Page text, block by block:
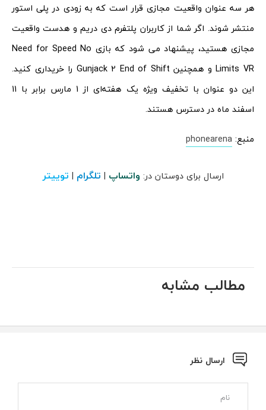
هر سه عنوان واقعیت مجازی قرار است که به زودی در پلی استور
منتشر شوند. اگر شما از کاربران پلتفرم دی دریم و هدست واقعیت
مجازی هستید، پیشنهاد می شود که بازی Need for Speed No
Limits VR و همچنین Gunjack 2 End of Shift را خریداری کنید.
این دو عنوان با تخفیف ویژه‌ یک هفته‌ای از 1 مارس برابر با 11
اسفند ماه در دسترس هستند.
منبع: phonearena
ارسال برای دوستان در: واتساپ | تلگرام | توییتر
مطالب مشابه
ارسال نظر